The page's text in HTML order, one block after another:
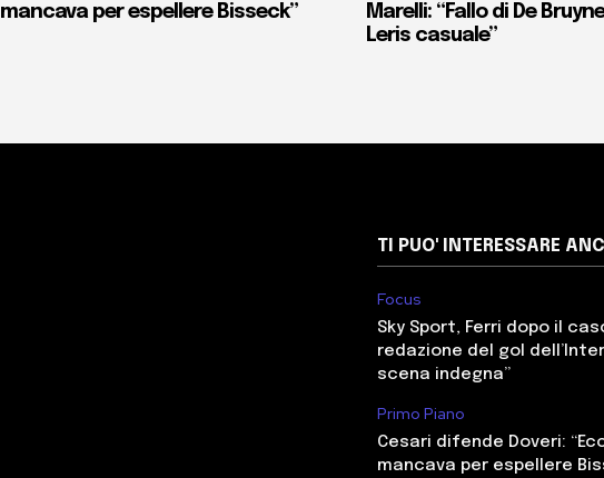
mancava per espellere Bisseck”
Marelli: “Fallo di De
Leris casuale”
TI PUO' INTERESSARE
Focus
Sky Sport, Ferri dopo il
redazione del gol
scena indegna”
Primo Piano
Cesari difende Doveri:
mancava per espellere